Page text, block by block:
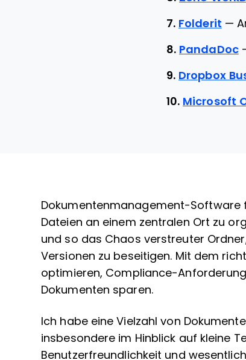
7. Folderit —
8. PandaDoc
9. Dropbox
10. Microsoft
Dokumentenmanagement-Software
Dateien an einem zentralen Ort zu
und so das Chaos verstreuter
Versionen zu beseitigen. Mit dem
optimieren, Compliance-
Dokumenten sparen.
Ich habe eine Vielzahl von
insbesondere im Hinblick auf kleine
Benutzerfreundlichkeit und